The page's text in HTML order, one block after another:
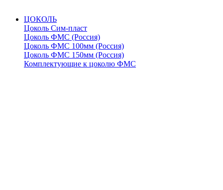
ЦОКОЛЬ
Цоколь Сим-пласт
Цоколь ФМС (Россия)
Цоколь ФМС 100мм (Россия)
Цоколь ФМС 150мм (Россия)
Комплектующие к цоколю ФМС